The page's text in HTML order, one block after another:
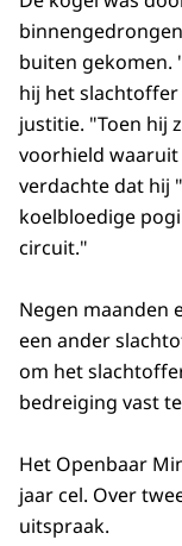
buiten gekomen.
hij het
justitie. "Toen hij
voorhield waaruit
verdachte dat hij
koelbloedige
circuit."
Negen maanden
een ander
om het
bedreiging vast
Het Openbaar
jaar cel. Over
uitspraak.